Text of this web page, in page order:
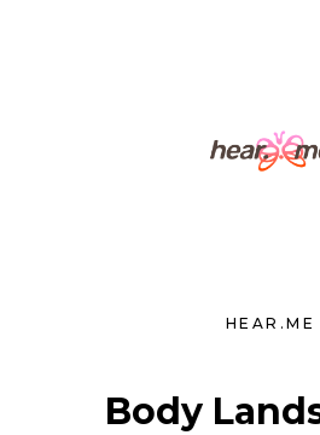
HEAR.ME
Body